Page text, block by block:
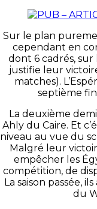
Sur le plan
cependant en
dont 6 cadrés, sur
justifie leur
matches).
septième
La deuxième
Ahly du Caire. Et
niveau au vue du
Malgré leur
empêcher les
compétition, de
La saison passée,
du